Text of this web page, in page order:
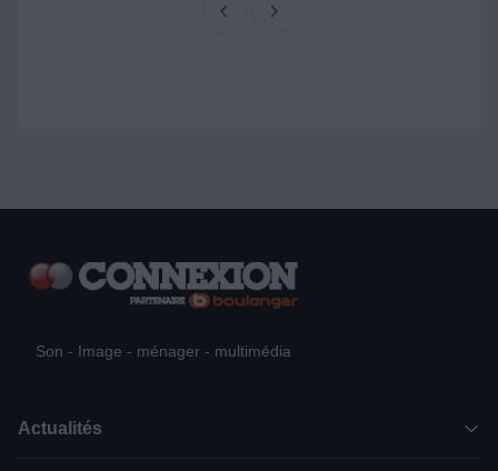
Son - Image - ménager - multimédia
Actualités